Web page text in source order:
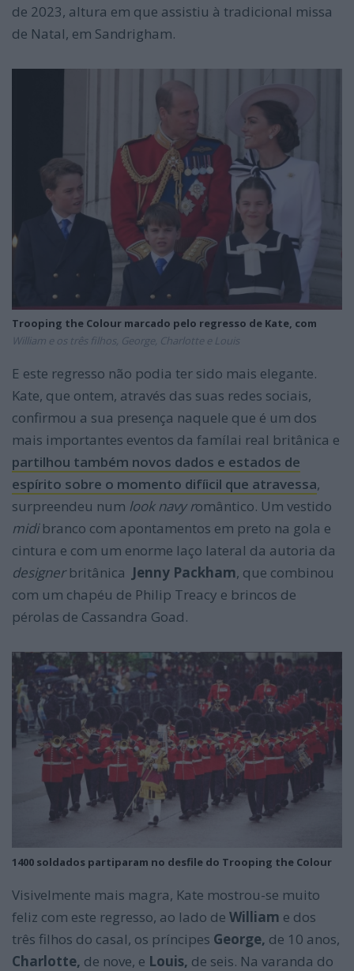
de 2023, altura em que assistiu à tradicional missa
de Natal, em Sandrigham.
Trooping the Colour marcado pelo regresso de Kate, com
William e os três filhos, George, Charlotte e Louis
E este regresso não podia ter sido mais elegante.
Kate, que ontem, através das suas redes sociais,
confirmou a sua presença naquele que é um dos
mais importantes eventos da famílai real britânica e
partilhou também novos dados e estados de
espírito sobre o momento difíicil que atravessa,
surpreendeu num look navy romântico. Um vestido
midibranco com apontamentos em preto na gola e
cintura e com um enorme laço lateral da autoria da
designerbritânica Jenny Packham, que combinou
com um chapéu de Philip Treacy e brincos de
pérolas de Cassandra Goad.
1400 soldados partiparam no desfile do Trooping the Colour
Visivelmente mais magra, Kate mostrou-se muito
feliz com este regresso, ao lado de William e dos
três filhos do casal, os príncipes George, de 10 anos,
Charlotte, de nove, e Louis, de seis. Na varanda do